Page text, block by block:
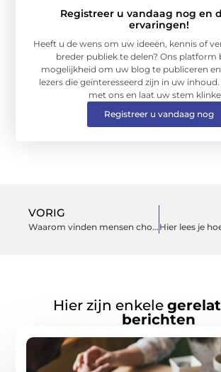
Registreer u vandaag nog en
ervaringen!
Heeft u de wens om uw ideeën, kennis of
breder publiek te delen? Ons platform
mogelijkheid om uw blog te publiceren
lezers die geïnteresseerd zijn in uw
met ons en laat uw stem
Registreer u vandaag nog
VORIG
Waarom vinden mensen choppers leuk?
Hier zijn enkele
berichten